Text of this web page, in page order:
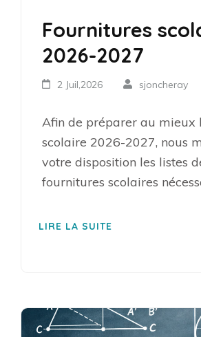
Fournitures
2026-2027
2 Juil,2026 sjoncheray
Afin de préparer au mieux
scolaire 2026-2027, nous
votre disposition les listes
fournitures scolaires
LIRE LA SUITE